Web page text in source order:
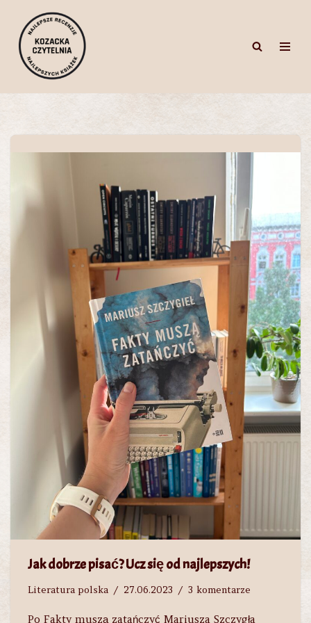
Przejdź
do
treści
Jak dobrze pisać? Ucz się od najlepszych!
Literatura polska 27.06.2023 3 komentarze
Po Fakty muszą zatańczyć Mariusza Szczygła